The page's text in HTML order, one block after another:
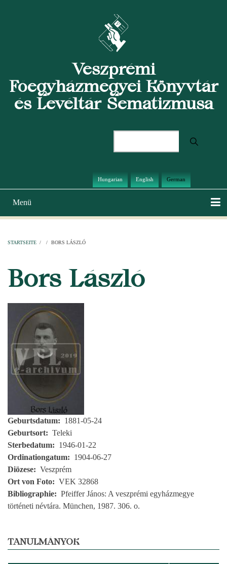
Veszprémi
Főegyházmegyei Könyvtár
és Levéltár Sematizmusa
Hungarian English German
Hauptnavigation
Menü
STARTSEITE / / BORS LÁSZLÓ
Bors László
Geburtsdatum
1881-05-24
Geburtsort
Teleki
Sterbedatum
1946-01-22
Ordinationgatum
1904-06-27
Diözese
Veszprém
Ort von Foto
VEK 32868
Bibliographie
Pfeiffer János: A veszprémi egyházmegye
történeti névtára. München, 1987. 306. o.
TANULMÁNYOK